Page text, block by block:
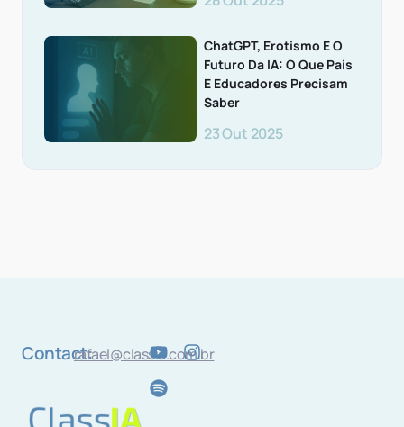
ChatGPT, Erotismo E O
Futuro Da IA: O Que Pais
E Educadores Precisam
Saber
23 Out 2025
Contact:rafael@classia.com.br